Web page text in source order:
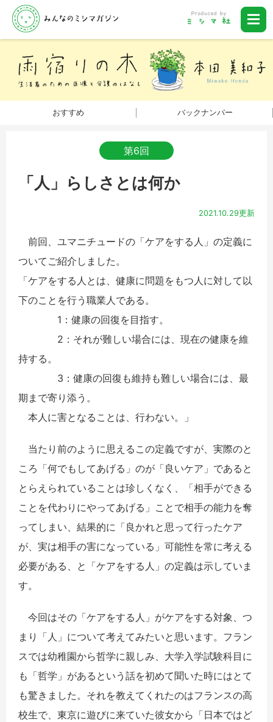
おすすめ バックナンバー
第6回
「人」らしさとは何か
2021.10.29更新
前回、ユマニチュードの「ケアをする人」の定義に
ついてご紹介しました。
「ケアをする人とは、健康に問題をもつ人に対して以
下のことを行う職業人である。
1：健康の回復を目指す。
2：それが難しい場合には、現在の健康を維
持する。
3：健康の回復も維持も難しい場合には、最
期まで寄り添う。
本人に害となることは、行わない。」
当たり前のように思えるこの定義ですが、実際のと
ころ「何でもしてあげる」のが「良いケア」であると
とらえられていることは珍しくなく、「相手ができる
ことを代わりにやってあげる」ことで相手の能力を奪
ってしまい、結果的に「良かれと思って行ったケア
が、実は相手の害になっている」可能性を常に考える
必要がある、と「ケアをする人」の定義は示していま
す。
今回はその「ケアをする人」がケアをする対象、つ
まり「人」について考えてみたいと思います。フラン
スでは幼稚園から哲学に親しみ、大学入学試験科目に
も「哲学」があるという話を初めて聞いた時にはとて
も驚きました。それを教えてくれたのはフランスの高
校生で、東京に遊びに来ていた彼女から「日本ではど